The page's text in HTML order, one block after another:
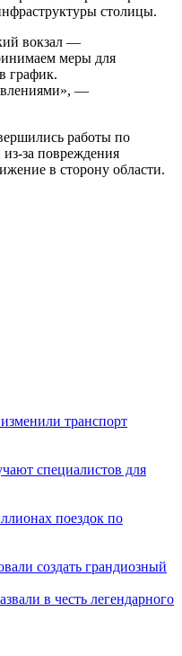
столицы.
вокзал —
меры для
график.
—
работы по
за повреждения
в сторону области.
транспорт
специалистов для
поездок по
создать грандиозный
в честь легендарного